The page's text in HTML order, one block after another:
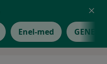
Enel-med